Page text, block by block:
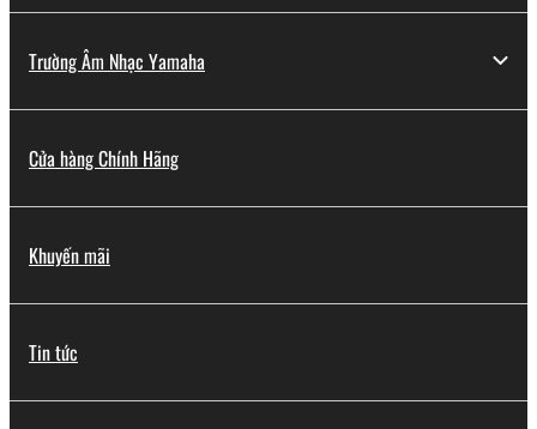
Trường Âm Nhạc Yamaha
Cửa hàng Chính Hãng
Khuyến mãi
Tin tức